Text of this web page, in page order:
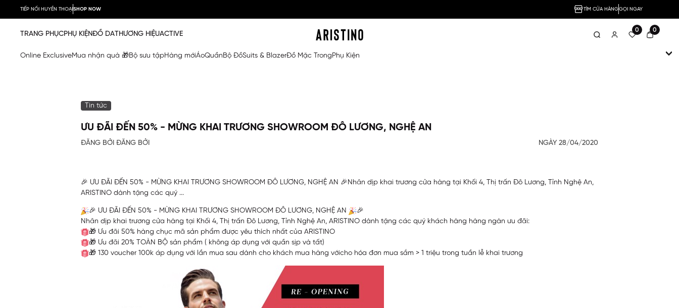
TIẾP NỐI HUYỀN THOẠISHOP NOW TÌM CỬA HÀNGGỌI NGAY
0 0
TRANG PHỤCPHỤ KIỆNĐỒ DATHƯƠNG HIỆUACTIVE
Online ExclusiveMua nhận quà 🎁Bộ sưu tậpHàng mớiÁoQuầnBộ ĐồSuits & BlazerĐồ Mặc TrongPhụ Kiện
Tin tức
ƯU ĐÃI ĐẾN 50% - MỪNG KHAI TRƯƠNG SHOWROOM ĐÔ LƯƠNG, NGHỆ AN
ĐĂNG BỞI ĐĂNG BỞI NGÀY 28/04/2020
🎉 ƯU ĐÃI ĐẾN 50% - MỪNG KHAI TRƯƠNG SHOWROOM ĐÔ LƯƠNG, NGHỆ AN 🎉Nhân dịp khai trương cửa hàng tại Khối 4, Thị trấn Đô Lương, Tỉnh Nghệ An,
ARISTINO dành tặng các quý ...
🎉 ƯU ĐÃI ĐẾN 50% - MỪNG KHAI TRƯƠNG SHOWROOM ĐÔ LƯƠNG, NGHỆ AN
🎉
Nhân dịp khai trương cửa hàng tại Khối 4, Thị trấn Đô Lương, Tỉnh Nghệ An, ARISTINO dành tặng các quý khách hàng hàng ngàn ưu đãi:
🎁 Ưu đãi 50% hàng chục mã sản phẩm được yêu thích nhất của ARISTINO
🎁 Ưu đãi 20% TOÀN BỘ sản phẩm ( không áp dụng với quần sịp và tất)
🎁 130 voucher 100k áp dụng với lần mua sau dành cho khách mua hàng vớicho hóa đơn mua sắm > 1 triệu trong tuần lễ khai trương